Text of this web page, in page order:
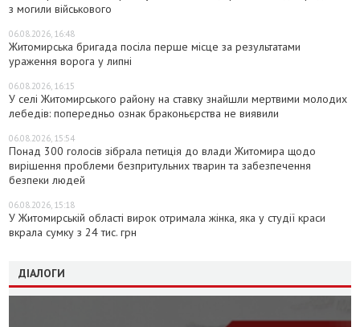
з могили військового
06.08.2026, 16:48
Житомирська бригада посіла перше місце за результатами
ураження ворога у липні
06.08.2026, 16:15
У селі Житомирського району на ставку знайшли мертвими молодих
лебедів: попередньо ознак браконьєрства не виявили
06.08.2026, 15:54
Понад 300 голосів зібрала петиція до влади Житомира щодо
вирішення проблеми безпритульних тварин та забезпечення
безпеки людей
06.08.2026, 15:18
У Житомирській області вирок отримала жінка, яка у студії краси
вкрала сумку з 24 тис. грн
ДІАЛОГИ